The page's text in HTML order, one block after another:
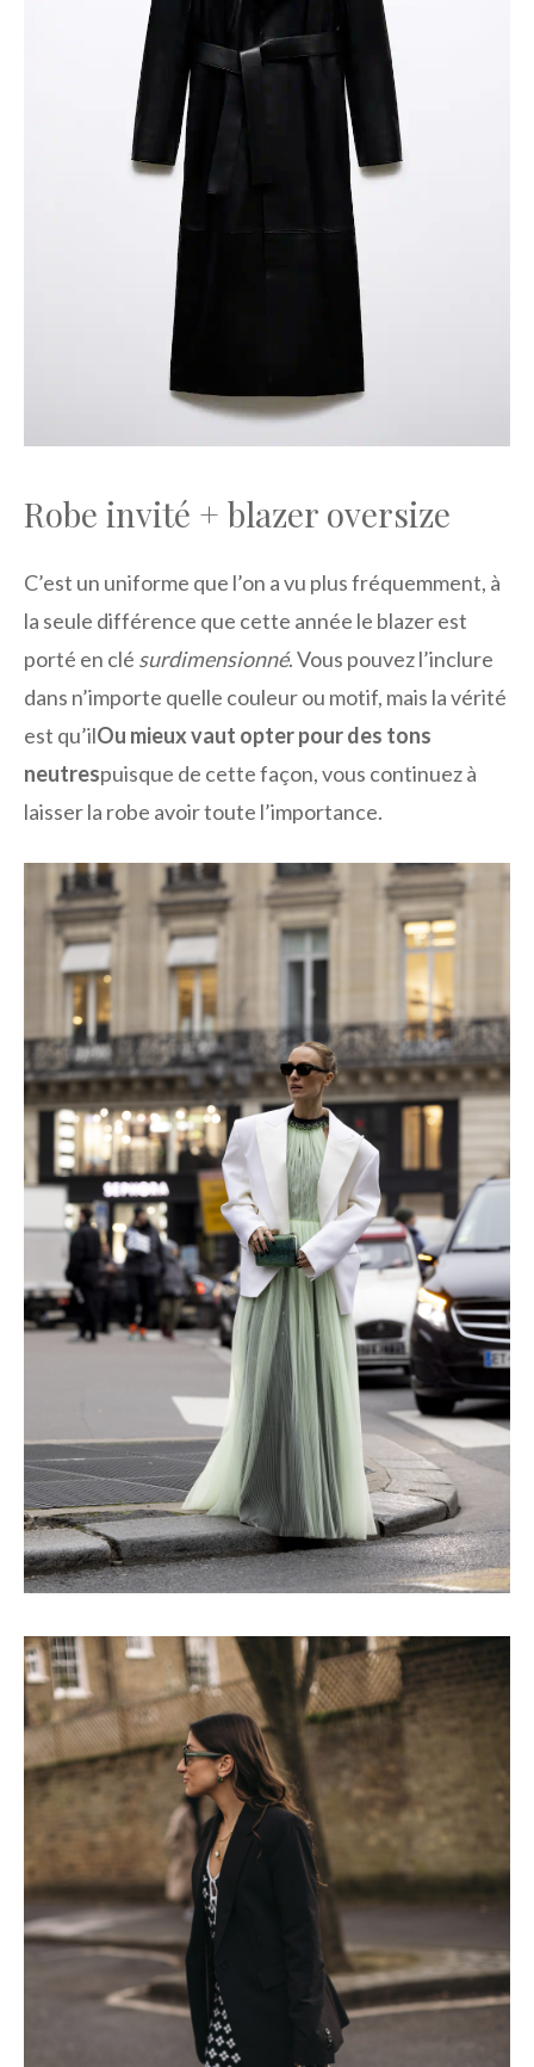
Robe invité + blazer oversize
C’est un uniforme que l’on a vu plus fréquemment, à
la seule différence que cette année le blazer est
porté en clé surdimensionné. Vous pouvez l’inclure
dans n’importe quelle couleur ou motif, mais la vérité
est qu’ilOu mieux vaut opter pour des tons
neutrespuisque de cette façon, vous continuez à
laisser la robe avoir toute l’importance.